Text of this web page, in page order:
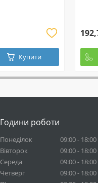
Купити
Години роботи
Понеділок
09:00 - 18:00
Вівторок
09:00 - 18:00
Середа
09:00 - 18:00
Четверг
09:00 - 18:00